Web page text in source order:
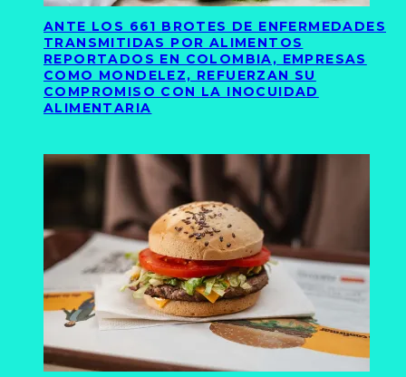
ANTE LOS 661 BROTES DE ENFERMEDADES
TRANSMITIDAS POR ALIMENTOS
REPORTADOS EN COLOMBIA, EMPRESAS
COMO MONDELEZ, REFUERZAN SU
COMPROMISO CON LA INOCUIDAD
ALIMENTARIA